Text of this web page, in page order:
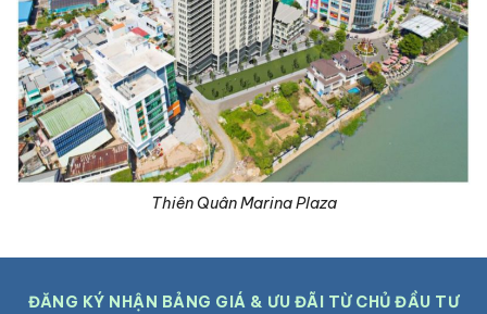
Thiên Quân Marina Plaza
ĐĂNG KÝ NHẬN BẢNG GIÁ & ƯU ĐÃI TỪ CHỦ ĐẦU TƯ